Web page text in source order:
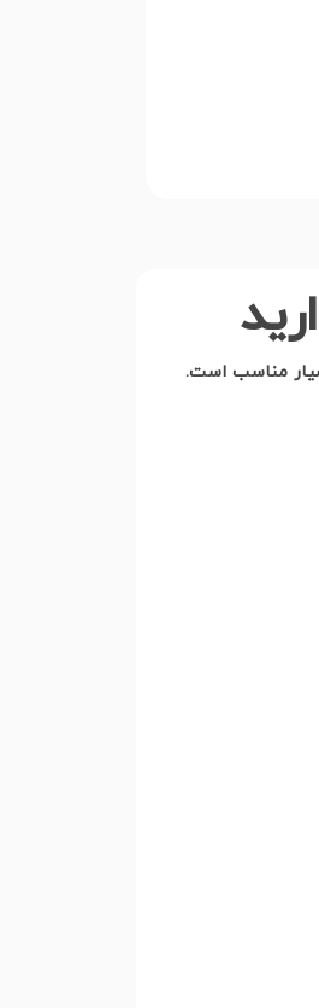
مناسب است.